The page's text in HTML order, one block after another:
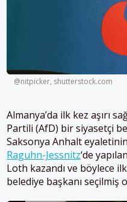
@nitpicker, shutterstock.com
Almanya’da ilk kez aşırı
Partili (AfD) bir siyasetçi
Saksonya Anhalt
Raguhn-Jessnitz‘de
Loth kazandı ve böylece
belediye başkanı seçilmiş